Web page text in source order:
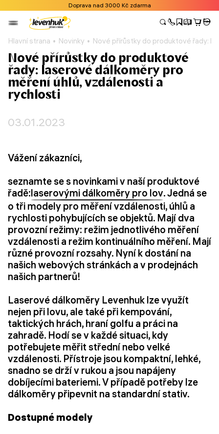
Doprava nad 3000 Kč zdarma
Hlavní strana Novinky Nové přírůstky do produktové řady:
Nové přírůstky do produktové
řady: laserové dálkoměry pro
měření úhlů, vzdálenosti a
rychlosti
03.01.2023
Vážení zákazníci,
seznamte se s novinkami v naší produktové
řadě:laserovými dálkoměry pro lov. Jedná se
o tři modely pro měření vzdálenosti, úhlů a
rychlosti pohybujících se objektů. Mají dva
provozní režimy: režim jednotlivého měření
vzdálenosti a režim kontinuálního měření. Mají
různé provozní rozsahy. Nyní k dostání na
našich webových stránkách a v prodejnách
našich partnerů!
Laserové dálkoměry Levenhuk lze využít
nejen při lovu, ale také při kempování,
taktických hrách, hraní golfu a práci na
zahradě. Hodí se v každé situaci, kdy
potřebujete měřit střední nebo velké
vzdálenosti. Přístroje jsou kompaktní, lehké,
snadno se drží v rukou a jsou napájeny
dobíjecími bateriemi. V případě potřeby lze
dálkoměry připevnit na standardní stativ.
Dostupné modely